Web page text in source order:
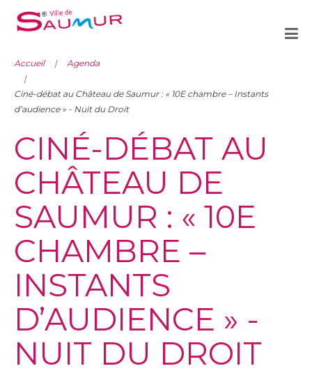
Accueil Agenda
Ciné-débat au Château de Saumur : « 10E chambre – Instants
d’audience » - Nuit du Droit
CINÉ-DÉBAT AU
CHÂTEAU DE
SAUMUR : « 10E
CHAMBRE –
INSTANTS
D’AUDIENCE » -
NUIT DU DROIT